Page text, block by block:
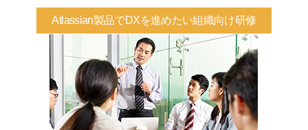
Atlassian製品でDXを進めたい組織向け研修